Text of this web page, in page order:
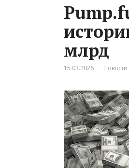
млрд
15.03.2026 Новости